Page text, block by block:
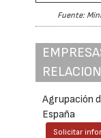
Fuente:
Agrupación
España
Solicitar